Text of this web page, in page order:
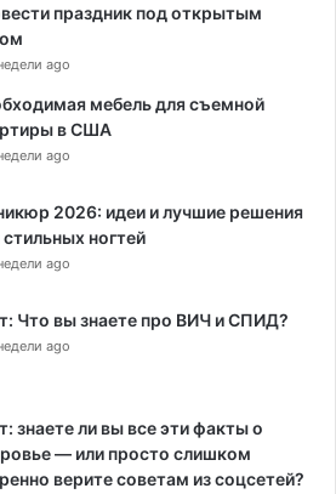
праздник под открытым
ago
мебель для съемной
в США
ago
2026: идеи и лучшие решения
стильных ногтей
ago
Что вы знаете про ВИЧ и СПИД?
ago
знаете ли вы все эти факты о
— или просто слишком
верите советам из соцсетей?